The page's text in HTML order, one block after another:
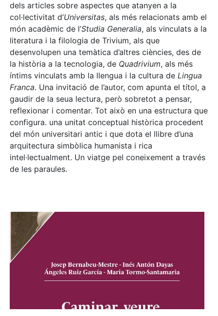
dels articles sobre aspectes que atanyen a la
col·lectivitat d’Universitas, als més relacionats amb el
món acadèmic de l’Studia Generalia, als vinculats a la
literatura i la filologia de Trivium, als que
desenvolupen una temàtica d’altres ciències, des de
la història a la tecnologia, de Quadrivium, als més
íntims vinculats amb la llengua i la cultura de Lingua
Franca. Una invitació de l’autor, com apunta el títol, a
gaudir de la seua lectura, però sobretot a pensar,
reflexionar i comentar. Tot això en una estructura que
configura. una unitat conceptual històrica procedent
del món universitari antic i que dota el llibre d’una
arquitectura simbòlica humanista i rica
intel·lectualment. Un viatge pel coneixement a través
de les paraules.